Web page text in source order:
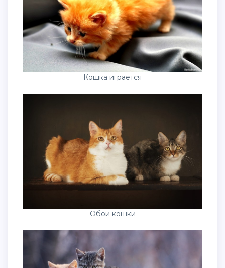
Кошка играется
Обои кошки